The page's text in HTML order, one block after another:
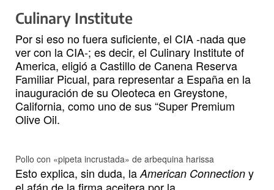
Culinary Institute
Por si eso no fuera suficiente, el CIA -nada que
ver con la CIA-; es decir, el Culinary Institute of
America, eligió a Castillo de Canena Reserva
Familiar Picual, para representar a España en la
inauguración de su Oleoteca en Greystone,
California, como uno de sus “Super Premium
Olive Oil.
Pollo con «pipeta incrustada» de arbequina harissa
Esto explica, sin duda, la American Connection y